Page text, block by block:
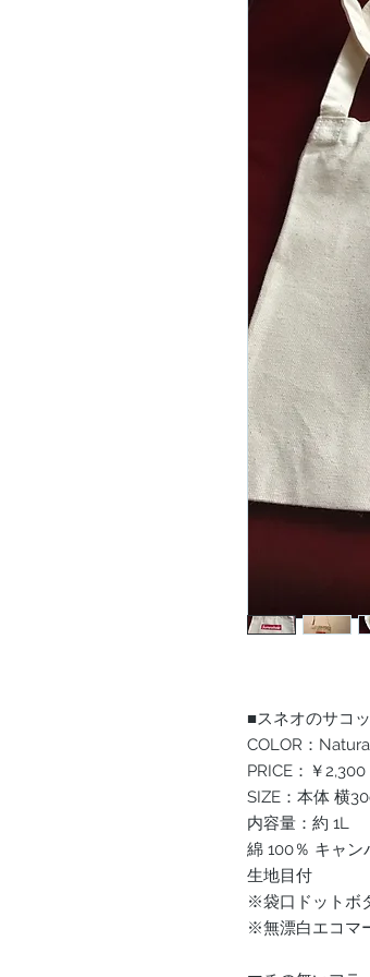
■スネオのサコ
COLOR：
PRICE：￥
SIZE：本体 横
内容量：約 1L
綿 100％ キャン
生地目付
※袋口ドットボ
※無漂白エコマ